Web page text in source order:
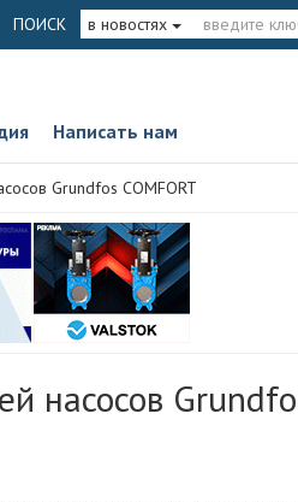
ПОИСК в новостях
Написать нам
Grundfos COMFORT
насосов